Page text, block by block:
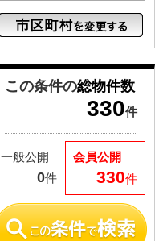
この条件の総物件数
330件
会員公開
330件
一般公開
0件